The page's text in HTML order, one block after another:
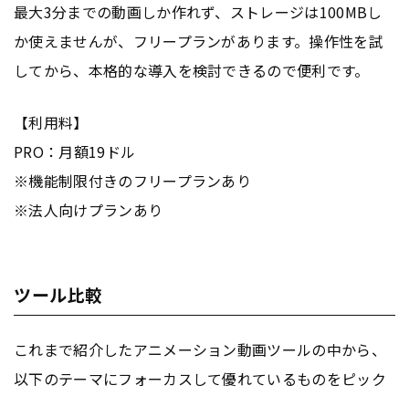
最大3分までの動画しか作れず、ストレージは100MBし
か使えませんが、フリープランがあります。操作性を試
してから、本格的な導入を検討できるので便利です。
【利用料】
PRO：月額19ドル
※機能制限付きのフリープランあり
※法人向けプランあり
ツール比較
これまで紹介したアニメーション動画ツールの中から、
以下のテーマにフォーカスして優れているものをピック